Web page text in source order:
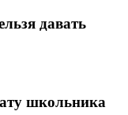
давать
школьника